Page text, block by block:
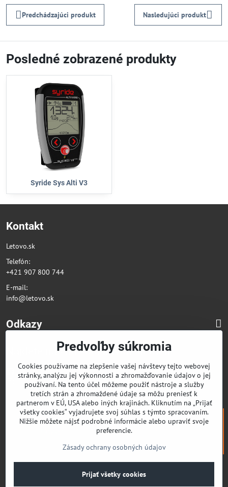
Predchádzajúci produkt Nasledujúci produkt
Posledné zobrazené produkty
Syride Sys Alti V3
Kontakt
Letovo.sk
Telefón:
+421 907 800 744
E-mail:
info@letovo.sk
Odkazy
Nájdete nás na sociálnych sieťach
Facebook
Instagram
©2026Copyright
Predvoľby súkromiaZásady ochrany osobných údajov
Predvoľby súkromia
Cookies používame na zlepšenie vašej návštevy tejto webovej
stránky, analýzu jej výkonnosti a zhromažďovanie údajov o jej
používaní. Na tento účel môžeme použiť nástroje a služby
tretích strán a zhromaždené údaje sa môžu preniesť k
partnerom v EÚ, USA alebo iných krajinách. Kliknutím na „Prijať
všetky cookies“ vyjadrujete svoj súhlas s týmto spracovaním.
Nižšie môžete nájsť podrobné informácie alebo upraviť svoje
preferencie.
Zásady ochrany osobných údajov
Prijať všetky cookies